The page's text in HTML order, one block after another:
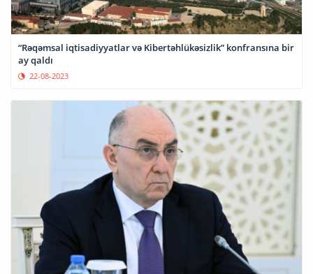
“Rəqəmsal iqtisadiyyatlar və Kibertəhlükəsizlik” konfransına bir
ay qaldı
22-08-2023